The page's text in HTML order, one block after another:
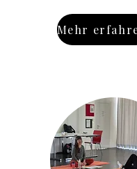
Mehr